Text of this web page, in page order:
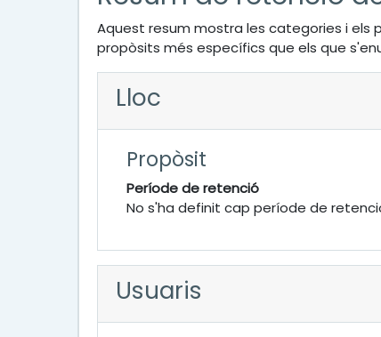
Aquest resum mostra les categories i els
propòsits més específics que els que
Lloc
Propòsit
Període de retenció
No s'ha definit cap període de
Usuaris